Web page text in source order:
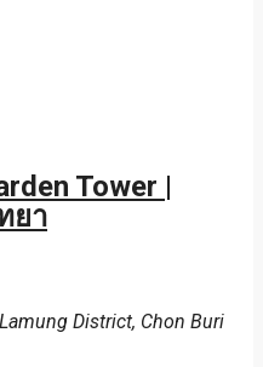
Tower |
ยา
District, Chon Buri